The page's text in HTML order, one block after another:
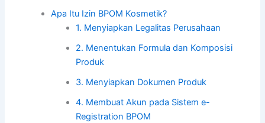
Apa Itu Izin BPOM Kosmetik?
1. Menyiapkan Legalitas Perusahaan
2. Menentukan Formula dan Komposisi
Produk
3. Menyiapkan Dokumen Produk
4. Membuat Akun pada Sistem e-
Registration BPOM